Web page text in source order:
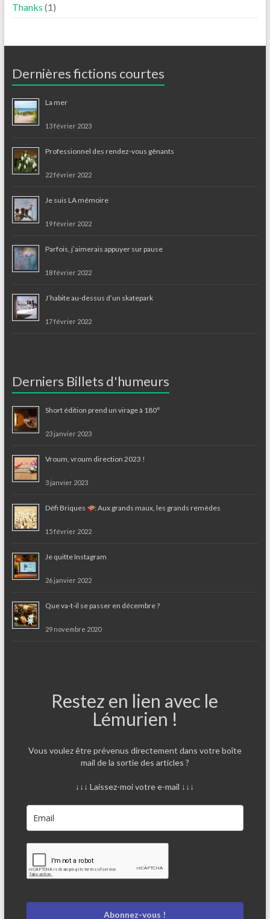
Thanks (1)
Dernières fictions courtes
La mer
13 février 2023
Professionnel des rendez-vous gênants
22 février 2022
Je suis LA mémoire
19 février 2022
Parfois, j’aimerais appuyer sur pause
18 février 2022
J’habite au-dessus d’un skatepark
17 février 2022
Derniers Billets d'humeurs
Short édition prend un virage à 180°
23 janvier 2023
Vroum, vroum direction 2023 !
3 janvier 2023
Défi Briques : Aux grands maux, les grands remèdes
15 février 2022
Je quitte Instagram
26 janvier 2022
Que va-t-il se passer en décembre ?
29 novembre 2020
Restez en lien avec le
Lémurien !
Vous voulez être prévenus directement dans votre boîte
mail de la sortie des articles ?
↓↓↓ Laissez-moi votre e-mail ↓↓↓
Abonnez-vous !